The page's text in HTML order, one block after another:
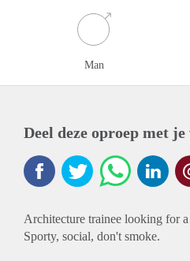
Man
Deel deze oproep met
Architecture trainee looking for
Sporty, social, don't smoke.